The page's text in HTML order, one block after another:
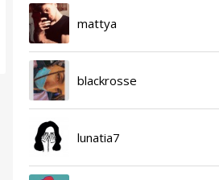
mattya
blackrosse
lunatia7